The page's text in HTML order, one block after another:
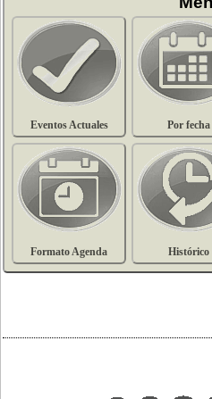
Eventos Actuales Por fecha
Formato Agenda Histórico